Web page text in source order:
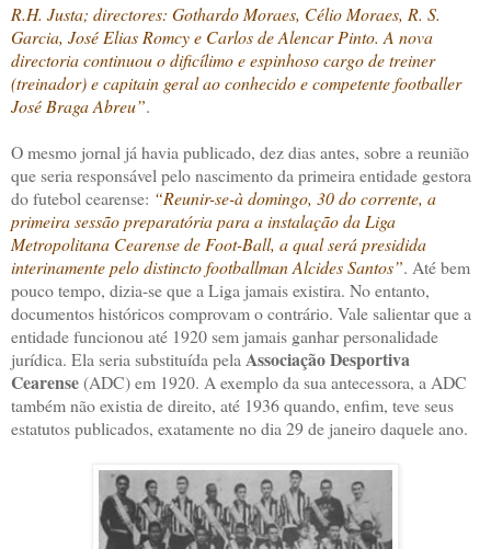
R.H. Justa; directores: Gothardo Moraes, Célio Moraes, R. S.
Garcia, José Elias Romcy e Carlos de Alencar Pinto. A nova
directoria continuou o dificílimo e espinhoso cargo de treiner
(treinador) e capitain geral ao conhecido e competente footballer
José Braga Abreu”.
O mesmo jornal já havia publicado, dez dias antes, sobre a reunião
que seria responsável pelo nascimento da primeira entidade gestora
do futebol cearense: “Reunir-se-à domingo, 30 do corrente, a
primeira sessão preparatória para a instalação da Liga
Metropolitana Cearense de Foot-Ball, a qual será presidida
interinamente pelo distincto footballman Alcides Santos”. Até bem
pouco tempo, dizia-se que a Liga jamais existira. No entanto,
documentos históricos comprovam o contrário. Vale salientar que a
entidade funcionou até 1920 sem jamais ganhar personalidade
jurídica. Ela seria substituída pela Associação Desportiva
Cearense(ADC) em 1920. A exemplo da sua antecessora, a ADC
também não existia de direito, até 1936 quando, enfim, teve seus
estatutos publicados, exatamente no dia 29 de janeiro daquele ano.